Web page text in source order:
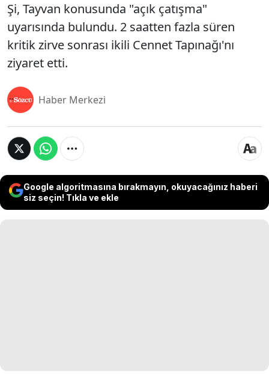
Şi, Tayvan konusunda "açık çatışma"
uyarısında bulundu. 2 saatten fazla süren
kritik zirve sonrası ikili Cennet Tapınağı'nı
ziyaret etti.
Haber Merkezi
Google algoritmasına bırakmayın, okuyacağınız haberi
siz seçin! Tıkla ve ekle